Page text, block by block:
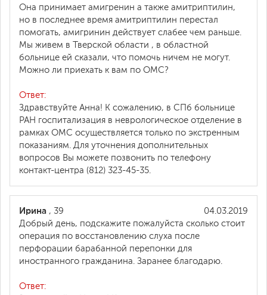
Она принимает амигренин а также амитриптилин,
но в последнее время амитриптилин перестал
помогать, амигринин действует слабее чем раньше.
Мы живем в Тверской области , в областной
больнице ей сказали, что помочь ничем не могут.
Можно ли приехать к вам по ОМС?
Ответ:
Здравствуйте Анна! К сожалению, в СПб больнице
РАН госпитализация в неврологическое отделение в
рамках ОМС осуществляется только по экстренным
показаниям. Для уточнения дополнительных
вопросов Вы можете позвонить по телефону
контакт-центра (812) 323-45-35.
04.03.2019
Ирина , 39
Добрый день, подскажите пожалуйста сколько стоит
операция по восстановлению слуха после
перфорации барабанной перепонки для
иностранного гражданина. Заранее благодарю.
Ответ: